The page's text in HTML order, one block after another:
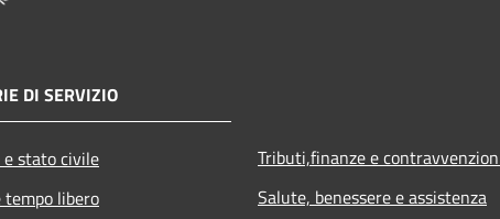
DI SERVIZIO
stato civile
tempo libero
Tributi,finanze e
Salute, benessere e assistenza